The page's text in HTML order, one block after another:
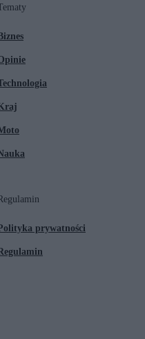
Regulamin
prywatności